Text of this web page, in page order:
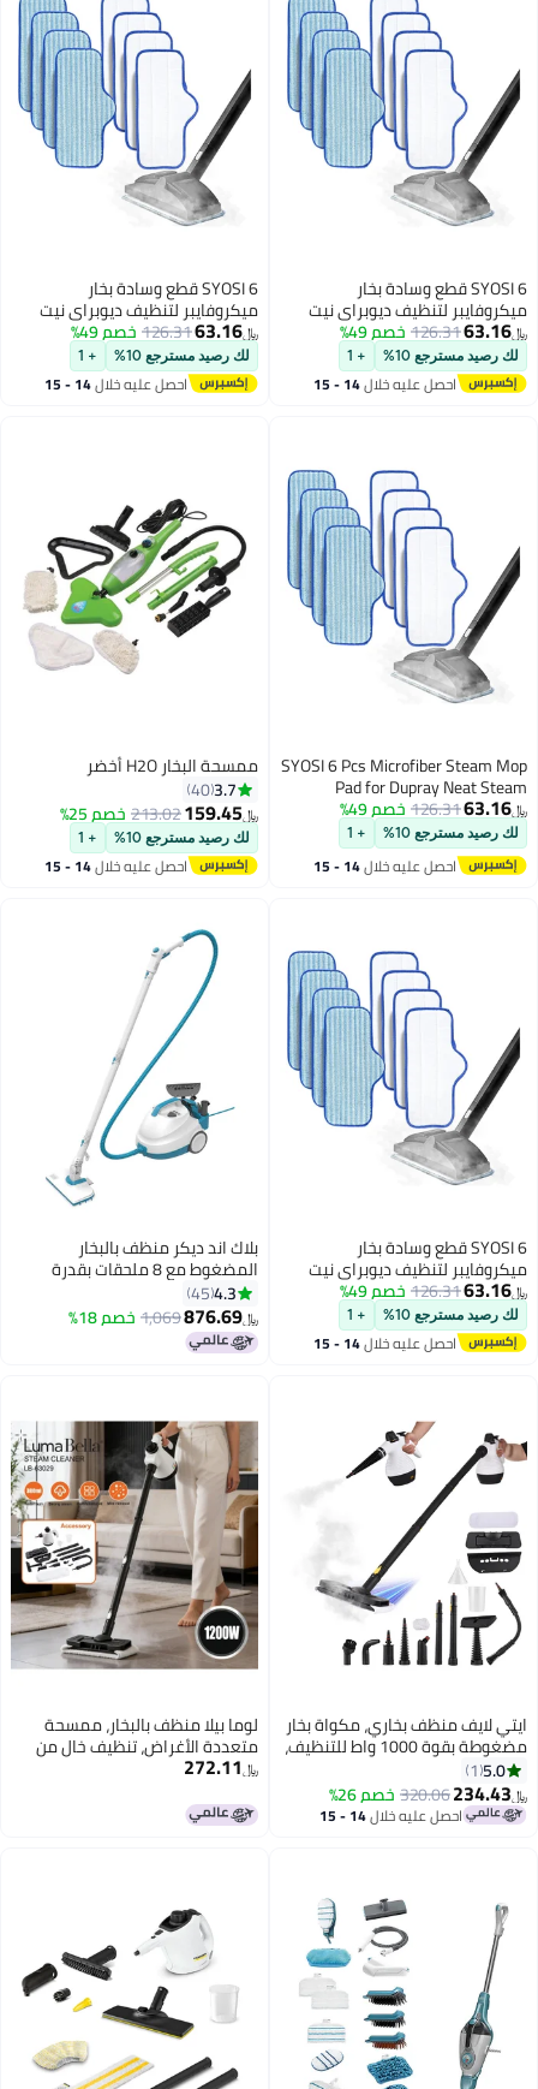
SYOSI 6 قطع وسادة بخار
ميكروفايبر لتنظيف ديوبراي نيت
قابلة لإعادة الاستخدام وقابلة
للغسل في الغسالة مصممة
لأسطح متعددة لتنظيف فعال
للأرضيات الخشبية والبلاط والحجر.
﷼‏63.16
126.31خصم 49%
لك رصيد مسترجع 10% + 1
احصل عليه خلال 14 - 15
SYOSI 6 قطع وسادة بخار
ميكروفايبر لتنظيف ديوبراي نيت
قابلة لإعادة الاستخدام وقابلة
للغسل في الغسالة مصممة
لأسطح متعددة لتنظيف فعال
للأرضيات الخشبية والبلاط والحجر
﷼‏63.16
126.31خصم 49%
لك رصيد مسترجع 10% + 1
احصل عليه خلال 14 - 15
SYOSI 6 Pcs Microfiber Steam Mop
Pad for Dupray Neat Steam
Cleaner Reusable and Machine
Washable Designed for Multiple
Surfaces Effectively Clean
Hardwood Tile Stone Floors
﷼‏63.16
126.31خصم 49%
لك رصيد مسترجع 10% + 1
احصل عليه خلال 14 - 15
ممسحة البخار H2O أخضر
3.7
40
﷼‏159.45
213.02خصم 25%
لك رصيد مسترجع 10% + 1
احصل عليه خلال 14 - 15
SYOSI 6 قطع وسادة بخار
ميكروفايبر لتنظيف ديوبراي نيت
قابلة لإعادة الاستخدام وقابلة
للغسل في الغسالة مصممة
لأسطح متعددة لتنظيف فعال
للأرضيات الخشبية والبلاط والحجر ،
﷼‏63.16
126.31خصم 49%
لك رصيد مسترجع 10% + 1
احصل عليه خلال 14 - 15
بلاك اند ديكر منظف بالبخار
المضغوط مع 8 ملحقات بقدرة
أزرق
4.3
45
﷼‏876.69
1,069خصم 18%
ايتي لايف منظف ​​بخاري، مكواة بخار
مضغوطة بقوة 1000 واط للتنظيف،
مكواة بخار متعددة الاستخدامات
للمنزل، مكواة بخار يدوية، مكواة
بخار للسيارات، مكواة بخار محمولة
للمطبخ، الحمام، البلاط (أبيض)
5.0
1
﷼‏234.43
320.06خصم 26%
احصل عليه خلال 14 - 15
لوما بيلا منظف بالبخار، ممسحة
متعددة الأغراض، تنظيف خالٍ من
الكيماويات للأرضيات والسيارات
والجص وغير ذلك
﷼‏272.11